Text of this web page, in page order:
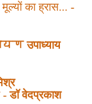
का ह्रास... -
उपाध्याय
-डॉ वेदप्रकाश